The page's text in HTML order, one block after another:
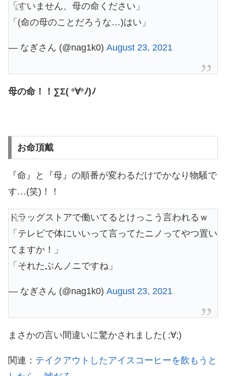
「すいません、母の命ください」
「(命の母のことだろうな…)はい」
— なぎさん (@nag1k0) August 23, 2021
母の命！！∑Σ( °∀°ﾉ)ﾉ
お命頂戴
『命』と『母』の順番が変わるだけでかなり物騒で
す…(笑)！！
ドラッグストアで働いてるとけっこう言われるｗ
「テレビで体にいいって言ってたニノってやつ置い
てますか！」
「それたぶんノニですね」
— なぎさん (@nag1k0) August 23, 2021
まさかの言い間違いに驚かされました( ;∀;)
関連： テイクアウトしたアイスコーヒーを飲もうと